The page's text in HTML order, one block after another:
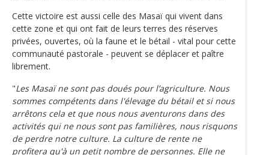
Cette victoire est aussi celle des Masaï qui vivent dans
cette zone et qui ont fait de leurs terres des réserves
privées, ouvertes, où la faune et le bétail - vital pour cette
communauté pastorale - peuvent se déplacer et paître
librement.
"Les Masaï ne sont pas doués pour l’agriculture. Nous
sommes compétents dans l'élevage du bétail et si nous
arrêtons cela et que nous nous aventurons dans des
activités qui ne nous sont pas familières, nous risquons
de perdre notre culture. La culture de rente ne
profitera qu'à un petit nombre de personnes. Elle ne